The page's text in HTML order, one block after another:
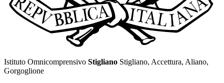
Istituto Omnicomprensivo Stigliano Stigliano, Accettura, Aliano,
Gorgoglione